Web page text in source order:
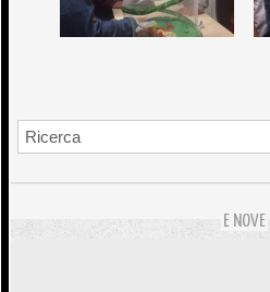
E NOVE